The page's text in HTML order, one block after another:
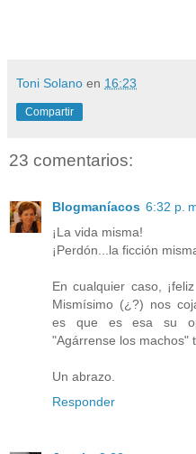
Toni Solano en 16:23
Compartir
23 comentarios:
Blogmaníacos 6:32 p.
¡La vida misma!
¡Perdón...la ficción
En cualquier caso,
Mismísimo (¿?) nos
es que es esa su
"Agárrense los machos"
Un abrazo.
Responder